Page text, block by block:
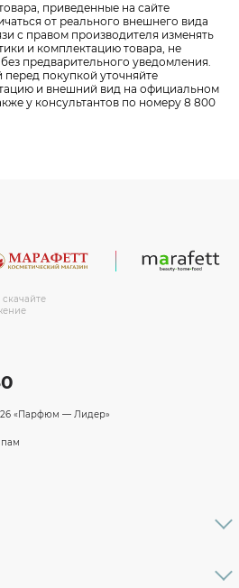
приведенные на сайте
от реального внешнего вида
с правом производителя изменять
и комплектацию товара, не
предварительного уведомления.
покупкой уточняйте
и внешний вид на официальном
у консультантов по номеру 8 800
«Парфюм — Лидер»